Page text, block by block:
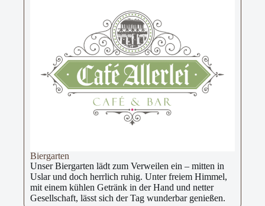
Biergarten
Unser Biergarten lädt zum Verweilen ein – mitten in
Uslar und doch herrlich ruhig. Unter freiem Himmel,
mit einem kühlen Getränk in der Hand und netter
Gesellschaft, lässt sich der Tag wunderbar genießen.